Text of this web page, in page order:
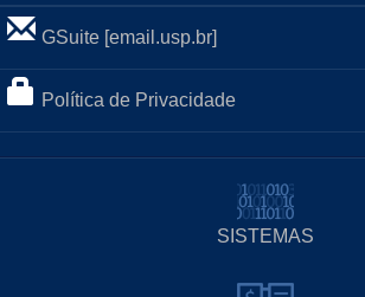
GSuite [email.usp.br]
Política de Privacidade
SISTEMAS